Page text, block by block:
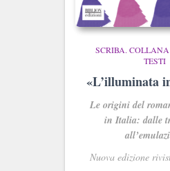
SCRIBA.
TESTI
«L’illuminata
Le origini del
in Italia: dalle
Nuova edizione